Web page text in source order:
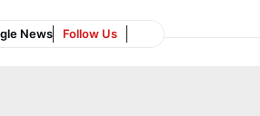
News Follow Us